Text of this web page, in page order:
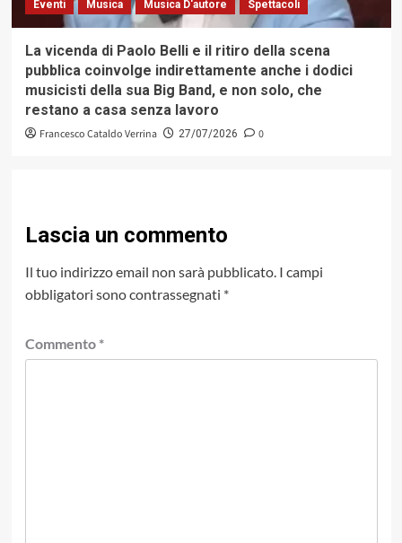
Eventi
Musica Musica D'autore Spettacoli
La vicenda di Paolo Belli e il ritiro della scena
pubblica coinvolge indirettamente anche i dodici
musicisti della sua Big Band, e non solo, che
restano a casa senza lavoro
Francesco Cataldo Verrina 27/07/2026 0
Lascia un commento
Il tuo indirizzo email non sarà pubblicato. I campi
obbligatori sono contrassegnati *
Commento *